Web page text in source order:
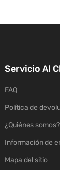
Servicio Al
FAQ
Política de
¿Quiénes somos?
Información de
Mapa del sitio